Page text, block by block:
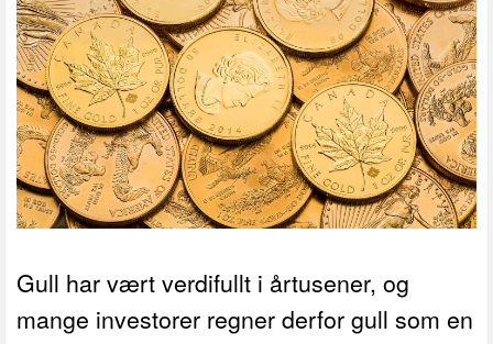
Gull har vært verdifullt i årtusener, og
mange investorer regner derfor gull som en